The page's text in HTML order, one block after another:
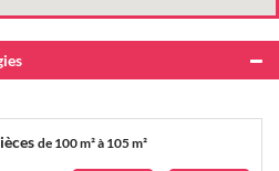
de100 m² à 105 m²